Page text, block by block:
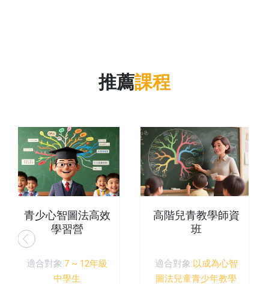
推薦課程
青少心智圖法高效
學習營
適合對象:7 ~ 12年級
中學生
高階兒青教學師資
班
適合對象:以成為心智
圖法兒童青少年教學